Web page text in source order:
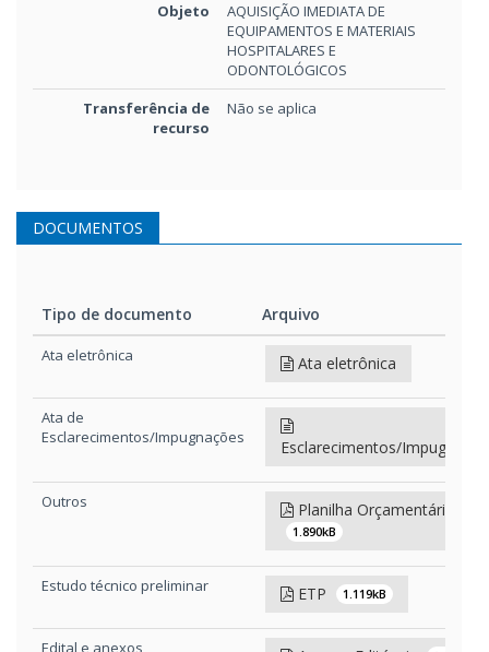
Objeto
AQUISIÇÃO IMEDIATA DE
EQUIPAMENTOS E MATERIAIS
HOSPITALARES E
ODONTOLÓGICOS
Transferência de
recurso
Não se aplica
DOCUMENTOS
Tipo de documento
Arquivo
Tipo de documento
Ata eletrônica Ata eletrônica
Ata de
Esclarecimentos/Impugnações
Esclarecimentos/
Outros Planilha Orçamentária
1.890kB
Estudo técnico preliminar ETP 1.119kB
Edital e anexos